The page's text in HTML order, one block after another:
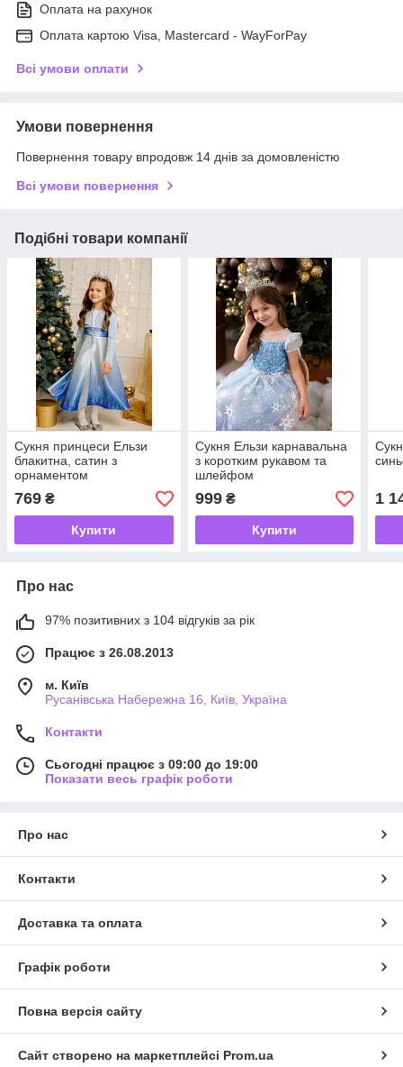
Оплата на рахунок
Оплата картою Visa, Mastercard - WayForPay
Всі умови оплати
Умови повернення
Повернення товару впродовж 14 днів за домовленістю
Всі умови повернення
Подібні товари компанії
Сукня принцеси Ельзи
блакитна, сатин з
орнаментом
769 ₴
Купити
Сукня Ельзи карнавальна
з коротким рукавом та
шлейфом
999₴
Купити
1
Про нас
97% позитивних з 104 відгуків за рік
Працює з 26.08.2013
м. Київ
Русанівська Набережна 16, Київ, Україна
Контакти
Сьогодні працює з 09:00 до 19:00
Показати весь графік роботи
Про нас
Контакти
Доставка та оплата
Графік роботи
Повна версія сайту
Сайт створено на маркетплейсі Prom.ua